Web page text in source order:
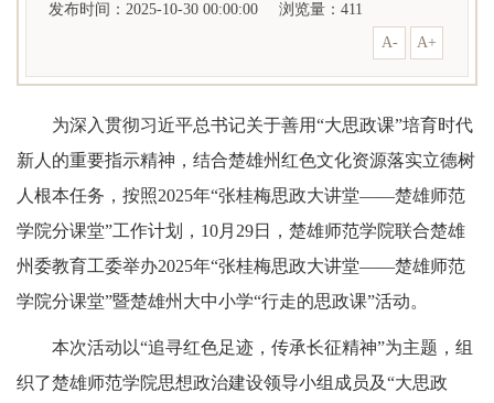
发布时间：2025-10-30 00:00:00 浏览量： 411
A-
A+
为深入贯彻习近平总书记关于善用“大思政课”培育时代
新人的重要指示精神，结合楚雄州红色文化资源落实立德树
人根本任务，按照2025年“张桂梅思政大讲堂——楚雄师范
学院分课堂”工作计划，10月29日，楚雄师范学院联合楚雄
州委教育工委举办2025年“张桂梅思政大讲堂——楚雄师范
学院分课堂”暨楚雄州大中小学“行走的思政课”活动。
本次活动以“追寻红色足迹，传承长征精神”为主题，组
织了楚雄师范学院思想政治建设领导小组成员及“大思政